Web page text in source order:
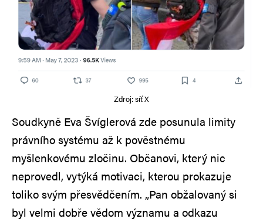
Zdroj: síť X
Soudkyně Eva Švíglerová zde posunula limity
právního systému až k pověstnému
myšlenkovému zločinu. Občanovi, který nic
neprovedl, vytýká motivaci, kterou prokazuje
toliko svým přesvědčením. „Pan obžalovaný si
byl velmi dobře vědom významu a odkazu